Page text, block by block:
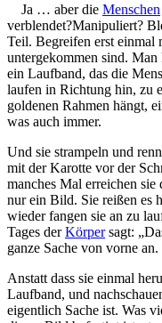
Ja … aber die Menschen
verblendet?Manipuliert?
Teil. Begreifen erst einmal
untergekommen sind. Man
ein Laufband, das die
laufen in Richtung hin, zu
goldenen Rahmen hängt,
was auch immer.
Und sie strampeln und
mit der Karotte vor der
manches Mal erreichen sie
nur ein Bild. Sie reißen es
wieder fangen sie an zu
Tages derKörpersagt:
ganze Sache von vorne an.
Anstatt dass sie einmal
Laufband, und
eigentlich Sache ist. Was